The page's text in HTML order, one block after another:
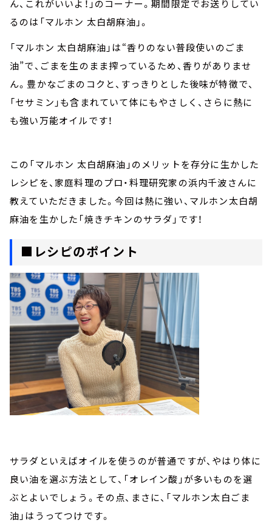
ん、これがいいよ！」のコーナー。期間限定でお送りしてい
るのは「マルホン 太白胡麻油」。
「マルホン 太白胡麻油」は“香りのない普段使いのごま
油”で、ごまを生のまま搾っているため、香りがありませ
ん。豊かなごまのコクと、すっきりとした後味が特徴で、
「セサミン」も含まれていて体にもやさしく、さらに熱に
も強い万能オイルです！
この「マルホン 太白胡麻油」のメリットを存分に生かした
レシピを、家庭料理のプロ・料理研究家の浜内千波さんに
教えていただきました。今回は熱に強い、マルホン太白胡
麻油を生かした「焼きチキンのサラダ」です！
■レシピのポイント
サラダといえばオイルを使うのが普通ですが、やはり体に
良い油を選ぶ方法として、「オレイン酸」が多いものを選
ぶとよいでしょう。その点、まさに、「マルホン太白ごま
油」はうってつけです。